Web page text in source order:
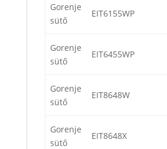
Gorenje
sütő
EIT6155WP
Gorenje
sütő
EIT6455WP
Gorenje
sütő
EIT8648W
Gorenje
sütő
EIT8648X